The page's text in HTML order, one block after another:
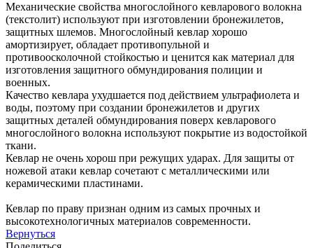
Механические свойства многослойного кевларового волокна
(текстолит) используют при изготовлении бронежилетов,
защитных шлемов. Многослойный кевлар хорошо
амортизирует, обладает противопульной и
противоосколочной стойкостью и ценится как материал для
изготовления защитного обмундирования полиции и
военных.
Качество кевлара ухудшается под действием ультрафиолета и
воды, поэтому при создании бронежилетов и других
защитных деталей обмундирования поверх кевларового
многослойного волокна используют покрытие из водостойкой
ткани.
Кевлар не очень хорош при режущих ударах. Для защиты от
ножевой атаки кевлар сочетают с металлическими или
керамическими пластинами.
Кевлар по праву признан одним из самых прочных и
высокотехнологичных материалов современности.
Вернуться